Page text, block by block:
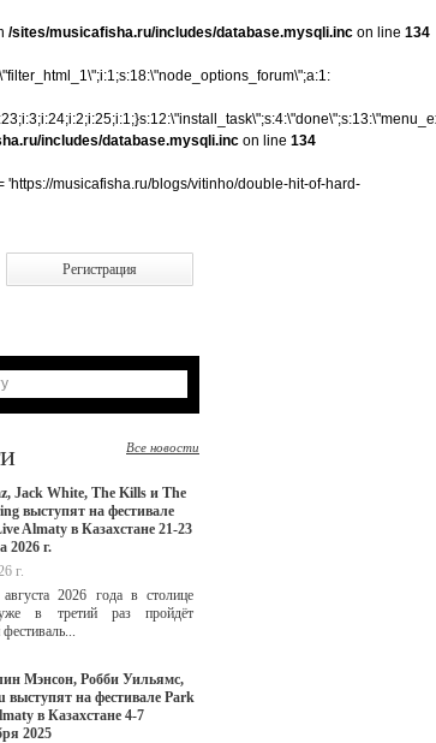
/sites/musicafisha.ru/includes/database.mysqli.inc on line 134
includes/database.mysqli.inc on line 134
musicafisha.ru/blogs/vitinho/double-hit-of-hard-
Регистрация
Все новости
Jack White, The Kills и The
выступят на фестивале
Almaty в Казахстане 21-23
2026 г.
г.
2026 года в столице
уже в третий раз пройдёт
Мэнсон, Робби Уильямс,
выступят на фестивале Park
в Казахстане 4-7
2025